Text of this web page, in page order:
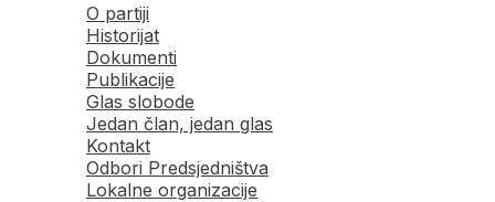
O partiji
Historijat
Dokumenti
Publikacije
Glas slobode
Jedan član, jedan glas
Kontakt
Odbori Predsjedništva
Lokalne organizacije